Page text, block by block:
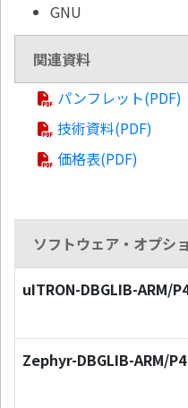
GNU
関連資料
パンフレット(PDF)
技術資料(PDF)
価格表(PDF)
ソフトウェア・オプシ
uITRON-DBGLIB-ARM/
Zephyr-DBGLIB-ARM/P4